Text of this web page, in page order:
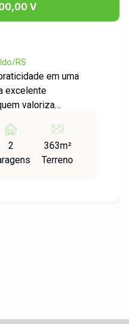
V
RS
em uma
excelente
valoriza
na parte frontal,
do terreno. Um
excelente
2
363m²
Terreno